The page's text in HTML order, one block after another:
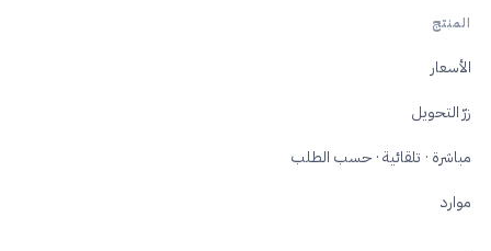
المنتج
الأسعار
زرّ التحويل
مباشرة · تلقائية · حسب الطلب
موارد